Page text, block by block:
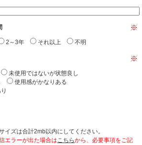
※
2～3年 それ以上 不明
※
未使用ではないが状態良し
使用感がかなりある
ズは合計2mb以内にしてください。
エラーが出た場合は こちらから、必要事項をご記